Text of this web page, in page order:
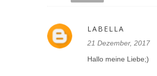
LABELLA
21 Dezember, 2017
Hallo meine Liebe;)